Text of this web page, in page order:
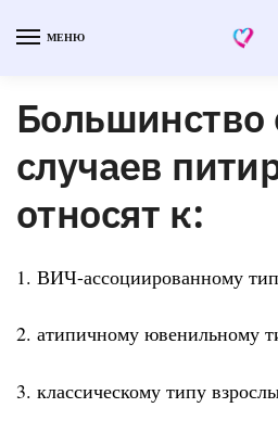
МЕНЮ
случаев
относят к:
1. ВИЧ-ассоциированному
2. атипичному ювенильному
3. классическому типу